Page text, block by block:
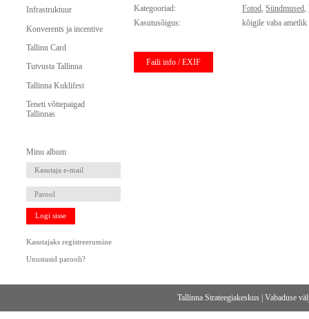
Infrastruktuur
Konverents ja incentive
Tallinn Card
Tutvusta Tallinna
Tallinna Kuklifest
Teneti võttepaigad
Tallinnas
Minu album
Logi sisse
Kasutajaks registreerumine
Unustasid parooli?
Kategooriad:
Fotod,Sündmused,
Kasutusõigus:
kõigile vaba
Faili info / EXIF
Tallinna Strateegiakeskus |Vabaduse